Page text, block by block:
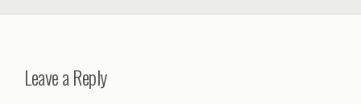
Leave a Reply